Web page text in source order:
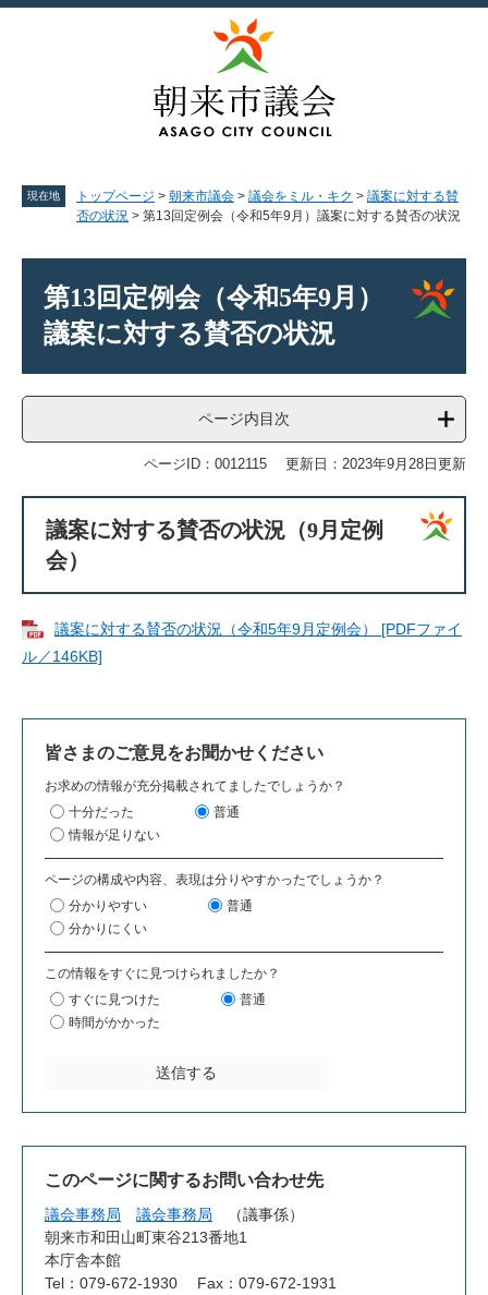
ペ
メ
現在地 トップページ > 朝来市議会 > 議会をミル・キク > 議案に対する賛
否の状況 > 第13回定例会（令和5年9月）議案に対する賛否の状況
第13回定例会（令和5年9月）
議案に対する賛否の状況
ページ内目次
ページID：0012115 更新日：2023年9月28日更新
議案に対する賛否の状況（9月定例
会）
議案に対する賛否の状況（令和5年9月定例会） [PDFファイ
ル／146KB]
皆さまのご意見をお聞かせください
お求めの情報が充分掲載されてましたでしょうか？
十分だった
普通
情報が足りない
ページの構成や内容、表現は分りやすかったでしょうか？
分かりやすい
普通
分かりにくい
この情報をすぐに見つけられましたか？
すぐに見つけた
普通
時間がかかった
このページに関するお問い合わせ先
議会事務局 議会事務局
議事係
朝来市和田山町東谷213番地1
本庁舎本館
Tel：079-672-1930
Fax：079-672-1931